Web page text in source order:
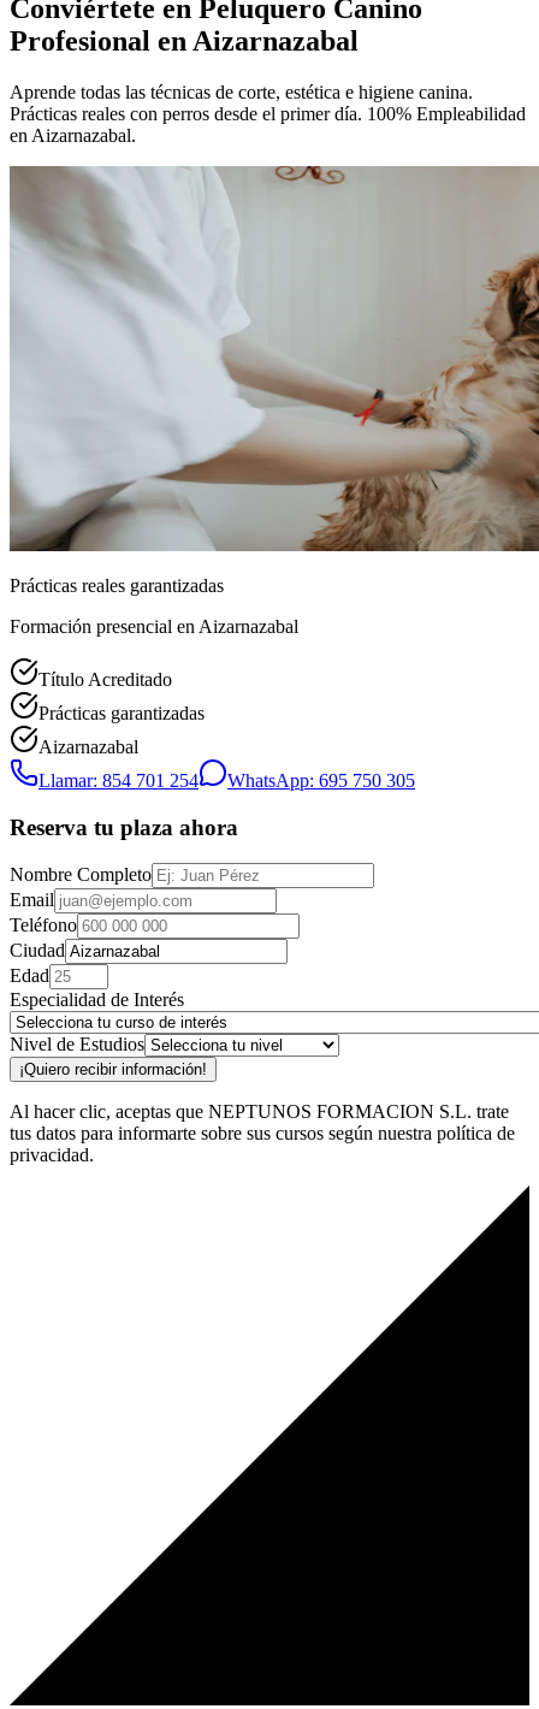
Conviértete en Peluquero Canino
Profesional en Aizarnazabal
Aprende todas las técnicas de corte, estética e higiene canina.
Prácticas reales con perros desde el primer día. 100% Empleabilidad
en Aizarnazabal.
Prácticas reales garantizadas
Formación presencial en Aizarnazabal
Título Acreditado
Prácticas garantizadas
Aizarnazabal
Llamar: 854 701 254
WhatsApp: 695 750 305
Reserva tu plaza ahora
Nombre Completo
Email
Teléfono
Ciudad
Edad
Especialidad de Interés
Nivel de Estudios
¡Quiero recibir información!
Al hacer clic, aceptas que NEPTUNOS FORMACION S.L. trate
tus datos para informarte sobre sus cursos según nuestra política de
privacidad.